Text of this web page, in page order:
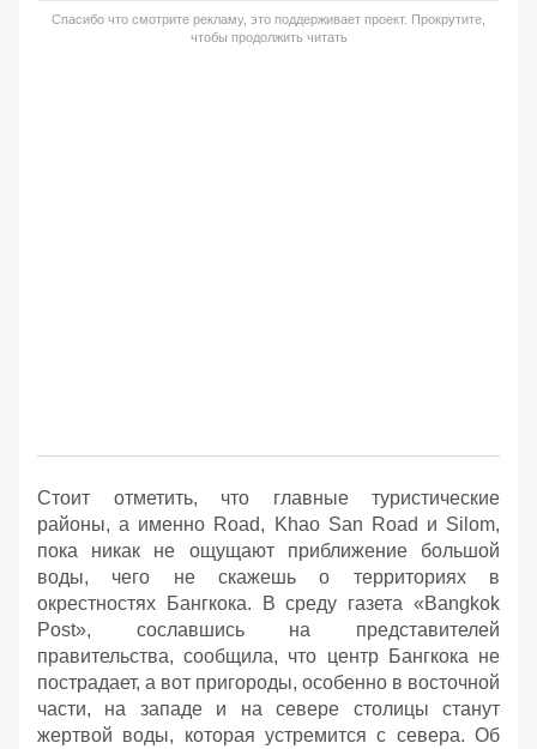
Спасибо что смотрите рекламу, это поддерживает проект. Прокрутите,
чтобы продолжить читать
Стоит отметить, что главные туристические
районы, а именно Road, Khao San Road и Silom,
пока никак не ощущают приближение большой
воды, чего не скажешь о территориях в
окрестностях Бангкока. В среду газета «Bangkok
Post», сославшись на представителей
правительства, сообщила, что центр Бангкока не
пострадает, а вот пригороды, особенно в восточной
части, на западе и на севере столицы станут
жертвой воды, которая устремится с севера. Об